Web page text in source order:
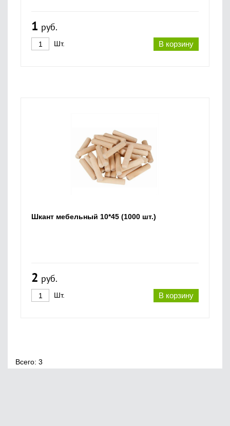
1 руб.
В корзину
Шт.
Шкант мебельный 10*45 (1000 шт.)
2 руб.
В корзину
Шт.
Всего: 3